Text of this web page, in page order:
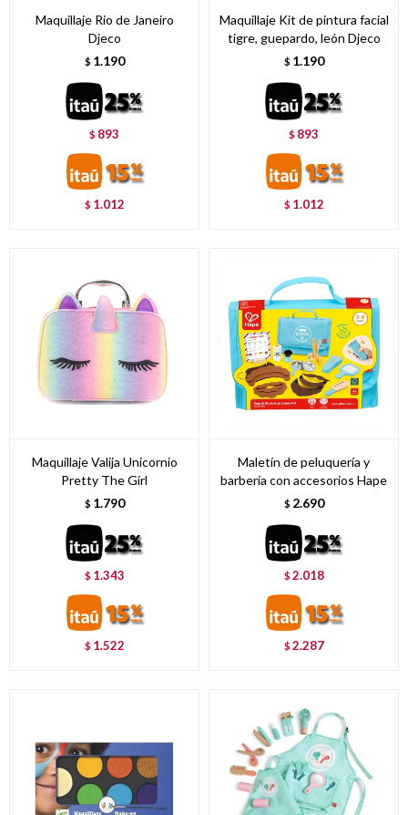
Maquillaje Rio de Janeiro
Djeco
$ 1.190
$ 893
$ 1.012
Maquillaje Kit de pintura facial
tigre, guepardo, león Djeco
$ 1.190
$ 893
$ 1.012
Maquillaje Valija Unicornio
Pretty The Girl
$ 1.790
$ 1.343
$ 1.522
Maletín de peluquería y
barbería con accesorios Hape
$ 2.690
$2.018
$2.287